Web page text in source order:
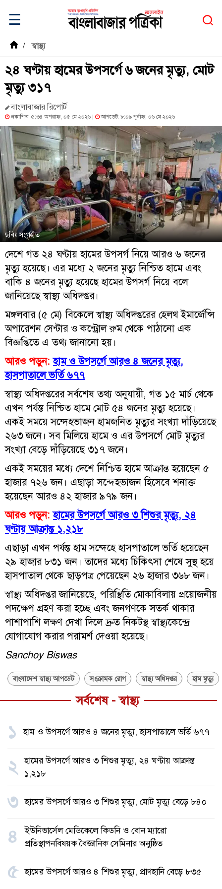
☰
/ স্বাস্থ্য
২৪ ঘণ্টায় হামের উপসর্গে ৬ জনের মৃত্যু, মোট
মৃত্যু ৩১৭
বাংলাবাজার রিপোর্ট
প্রকাশিত: ৫:৩৪ অপরাহ্ন, ০৫ মে ২০২৬ | আপডেট: ৮:০৯ পূর্বাহ্ন, ০৬ মে ২০২৬
ছবিঃ সংগৃহীত
দেশে গত ২৪ ঘণ্টায় হামের উপসর্গ নিয়ে আরও ৬ জনের
মৃত্যু হয়েছে। এর মধ্যে ২ জনের মৃত্যু নিশ্চিত হামে এবং
বাকি ৪ জনের মৃত্যু হয়েছে হামের উপসর্গ নিয়ে বলে
জানিয়েছে স্বাস্থ্য অধিদপ্তর।
মঙ্গলবার (৫ মে) বিকেলে স্বাস্থ্য অধিদপ্তরের হেলথ ইমার্জেন্সি
অপারেশন সেন্টার ও কন্ট্রোল রুম থেকে পাঠানো এক
বিজ্ঞপ্তিতে এ তথ্য জানানো হয়।
আরও পড়ুন: হাম ও উপসর্গে আরও ৪ জনের মৃত্যু,
হাসপাতালে ভর্তি ৬৭৭
স্বাস্থ্য অধিদপ্তরের সর্বশেষ তথ্য অনুযায়ী, গত ১৫ মার্চ থেকে
এখন পর্যন্ত নিশ্চিত হামে মোট ৫৪ জনের মৃত্যু হয়েছে।
একই সময়ে সন্দেহভাজন হামজনিত মৃত্যুর সংখ্যা দাঁড়িয়েছে
২৬৩ জনে। সব মিলিয়ে হামে ও এর উপসর্গে মোট মৃত্যুর
সংখ্যা বেড়ে দাঁড়িয়েছে ৩১৭ জনে।
একই সময়ের মধ্যে দেশে নিশ্চিত হামে আক্রান্ত হয়েছেন ৫
হাজার ৭২৬ জন। এছাড়া সন্দেহভাজন হিসেবে শনাক্ত
হয়েছেন আরও ৪২ হাজার ৯৭৯ জন।
আরও পড়ুন: হামের উপসর্গে আরও ৩ শিশুর মৃত্যু, ২৪
ঘণ্টায় আক্রান্ত ১,২১৮
এছাড়া এখন পর্যন্ত হাম সন্দেহে হাসপাতালে ভর্তি হয়েছেন
২৯ হাজার ৮৩১ জন। তাদের মধ্যে চিকিৎসা শেষে সুস্থ হয়ে
হাসপাতাল থেকে ছাড়পত্র পেয়েছেন ২৬ হাজার ৩৬৮ জন।
স্বাস্থ্য অধিদপ্তর জানিয়েছে, পরিস্থিতি মোকাবিলায় প্রয়োজনীয়
পদক্ষেপ গ্রহণ করা হচ্ছে এবং জনগণকে সতর্ক থাকার
পাশাপাশি লক্ষণ দেখা দিলে দ্রুত নিকটস্থ স্বাস্থ্যকেন্দ্রে
যোগাযোগ করার পরামর্শ দেওয়া হয়েছে।
Sanchoy Biswas
বাংলাদেশ স্বাস্থ্য আপডেট সংক্রামক রোগ স্বাস্থ্য অধিদপ্তর হাম মৃত্যু
সর্বশেষ - স্বাস্থ্য
১ হাম ও উপসর্গে আরও ৪ জনের মৃত্যু, হাসপাতালে ভর্তি ৬৭৭
২ হামের উপসর্গে আরও ৩ শিশুর মৃত্যু, ২৪ ঘণ্টায় আক্রান্ত
১,২১৮
৩ হামের উপসর্গে আরও ৩ শিশুর মৃত্যু, মোট মৃত্যু বেড়ে ৮৪০
৪
ইউনিভার্সেল মেডিকেলে কিডনি ও বোন ম্যারো
প্রতিস্থাপনবিষয়ক বৈজ্ঞানিক সেমিনার অনুষ্ঠিত
৫ হামের উপসর্গে আরও ৪ শিশুর মৃত্যু, প্রাণহানি বেড়ে ৮৩৫